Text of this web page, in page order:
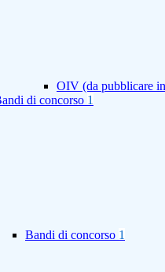
OIV (da pubblicare
di concorso 1
Bandi di concorso 1